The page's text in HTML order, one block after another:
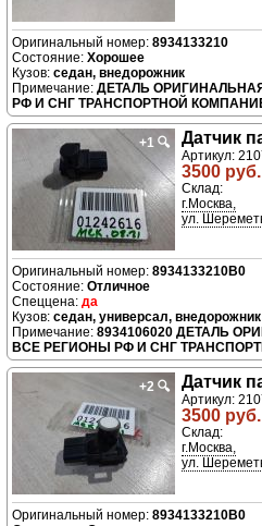
8934133210
Хорошее
седан, внедорожник
ДЕТАЛЬ
РФ И СНГ ТРАНСПОРТНОЙ
+1 🔍 Датчик
Артикул:
3500 руб.
Склад:
г.Москва,
ул.
8934133210B0
Отличное
да
седан, универсал, внедорожник
8934106020 ДЕТАЛЬ
ВСЕ РЕГИОНЫ РФ И СНГ
+2 🔍 Датчик
Артикул:
3500 руб.
Склад:
г.Москва,
ул.
8934133210B0